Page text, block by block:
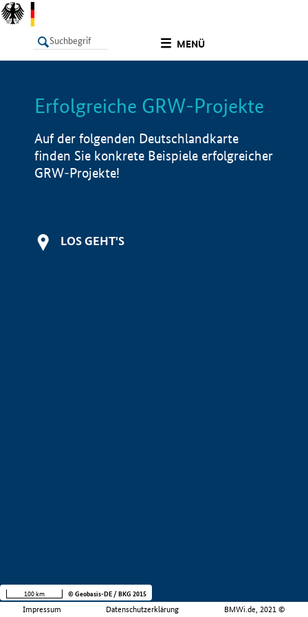
MENÜ
LISTE Info
Erfolgreiche GRW-Projekte
Auf der folgenden Deutschlandkarte
finden Sie konkrete Beispiele erfolgreicher
GRW-Projekte!
LOS GEHT'S
Impressum Datenschutzerklärung BMWi.de, 2021 ©
100 km © Geobasis-DE / BKG 2015